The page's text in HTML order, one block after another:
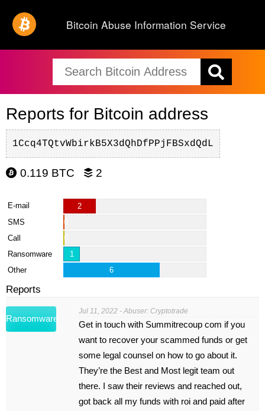
Bitcoin Abuse Information Service
Reports for Bitcoin address
1Ccq4TQtvWbirkB5X3dQhDfPPjFBSxdQdL
0.119 BTC 2
E-mail
2
SMS
0
Call
0
Ransomware
1
Other
6
Reports
Ransomware
Jul 11, 2022 - Abuser: Cryptotrade
Get in touch with Summitrecoup com if you
want to recover your scammed funds or get
some legal counsel on how to go about it.
They’re the Best and Most legit team out
there. I saw their reviews and reached out,
got back all my funds with roi and paid after